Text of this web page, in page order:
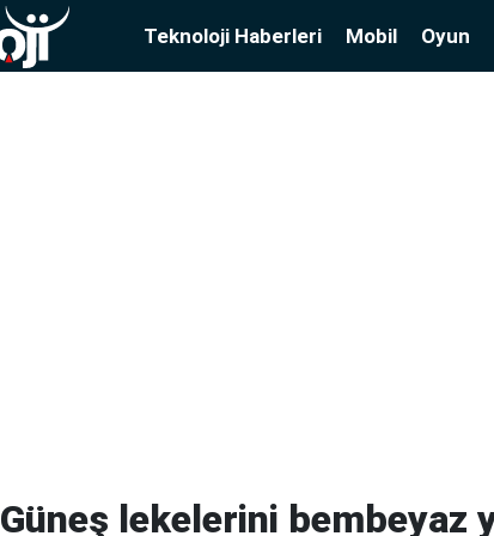
Teknoloji Haberleri Mobil Oyun
Güneş lekelerini bembeyaz